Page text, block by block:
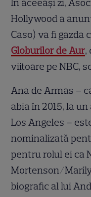
În aceeași zi,
Hollywood a
Caso) va fi gazda
Globurilor de Aur,
viitoare pe NBC,
Ana de Armas –
abia în 2015, la
Los Angeles –
nominalizată
pentru rolul ei ca
Mortenson/
biografic al lui